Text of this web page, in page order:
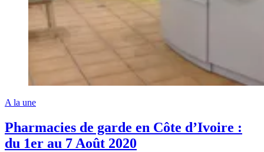
A la une
Pharmacies de garde en Côte d’Ivoire :
du 1er au 7 Août 2020